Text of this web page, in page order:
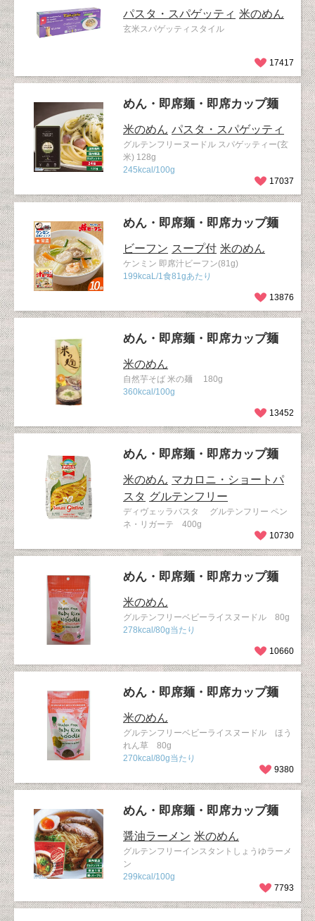
パスタ・スパゲッティ 米のめん
玄米スパゲッティスタイル
17417
めん・即席麺・即席カップ麺
米のめん パスタ・スパゲッティ
グルテンフリーヌードル スパゲッティー(玄
米) 128g
245kcal/100g
17037
めん・即席麺・即席カップ麺
ビーフン スープ付 米のめん
ケンミン 即席汁ビーフン(81g)
199kcaL/1食81gあたり
13876
めん・即席麺・即席カップ麺
米のめん
自然芋そば 米の麺 180g
360kcal/100g
13452
めん・即席麺・即席カップ麺
米のめん マカロニ・ショートパ
スタ グルテンフリー
ディヴェッラパスタ グルテンフリー ペン
ネ・リガーテ 400g
10730
めん・即席麺・即席カップ麺
米のめん
グルテンフリーベビーライスヌードル 80g
278kcal/80g当たり
10660
めん・即席麺・即席カップ麺
米のめん
グルテンフリーベビーライスヌードル ほう
れん草 80g
270kcal/80g当たり
9380
めん・即席麺・即席カップ麺
醤油ラーメン 米のめん
グルテンフリーインスタントしょうゆラーメ
ン
299kcal/100g
7793